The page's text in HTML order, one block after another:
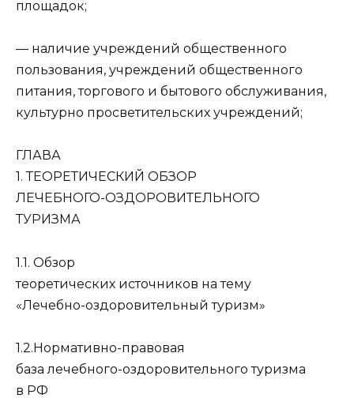
площадок;
— наличие учреждений общественного
пользования, учреждений общественного
питания, торгового и бытового обслуживания,
культурно просветительских учреждений;
ГЛАВА
1. ТЕОРЕТИЧЕСКИЙ ОБЗОР
ЛЕЧЕБНОГО-ОЗДОРОВИТЕЛЬНОГО
ТУРИЗМА
1.1. Обзор
теоретических источников на тему
«Лечебно-оздоровительный туризм»
1.2.Нормативно-правовая
база лечебного-оздоровительного туризма
в РФ